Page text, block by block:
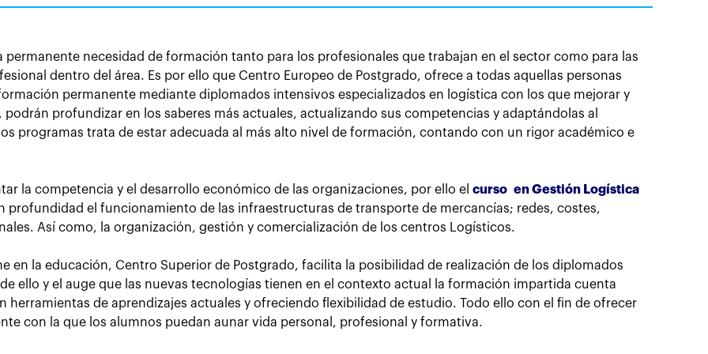
permanente necesidad de formación tanto para los profesionales que trabajan en el sector como para las
dentro del área. Es por ello que Centro Europeo de Postgrado, ofrece a todas aquellas personas
permanente mediante diplomados intensivos especializados en logística con los que mejorar y
profundizar en los saberes más actuales, actualizando sus competencias y adaptándolas al
programas trata de estar adecuada al más alto nivel de formación, contando con un rigor académico e
la competencia y el desarrollo económico de las organizaciones, por ello el curso en Gestión Logística
profundidad el funcionamiento de las infraestructuras de transporte de mercancías; redes, costes,
Así como, la organización, gestión y comercialización de los centros Logísticos.
en la educación, Centro Superior de Postgrado, facilita la posibilidad de realización de los diplomados
ello y el auge que las nuevas tecnologías tienen en el contexto actual la formación impartida cuenta
de aprendizajes actuales y ofreciendo flexibilidad de estudio. Todo ello con el fin de ofrecer
con la que los alumnos puedan aunar vida personal, profesional y formativa.